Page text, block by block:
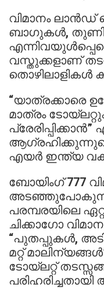
വിമാനം ലാൻഡ്
ബാഗുകൾ,
വസ്തുക്കളാണ്
തൊഴിലാളികൾ
“യാത്രക്കാരെ
മാത്രം
എയർ ഇന്ത്യ
ബോയിംഗ് 777
അടഞ്ഞുപോകുന്ന
പരമ്പരയിലെ
ചിക്കാഗോ
“പുതപ്പുകൾ,
മറ്റ്
ടോയ്‌ലറ്റ്